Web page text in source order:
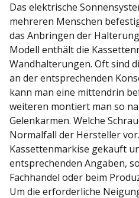
Das elektrische
mehreren Menschen
das Anbringen der
Modell enthält die
Wandhalterungen. Oft sind
an der entsprechenden
kann man eine mittendrin
weiteren montiert man so
Gelenkarmen. Welche
Normalfall der Hersteller
Kassettenmarkise gekauft
entsprechenden Angaben,
Fachhandel oder beim
Um die erforderliche